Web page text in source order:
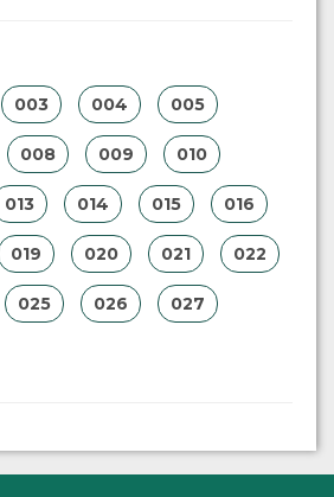
003 004 005
008 009 010
013 014 015 016
019 020 021 022
025 026 027